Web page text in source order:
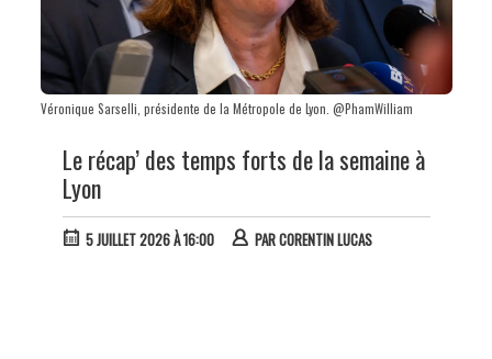
Véronique Sarselli, présidente de la Métropole de Lyon. @PhamWilliam
Le récap’ des temps forts de la semaine à
Lyon
5 JUILLET 2026 À 16:00 PARCORENTIN LUCAS